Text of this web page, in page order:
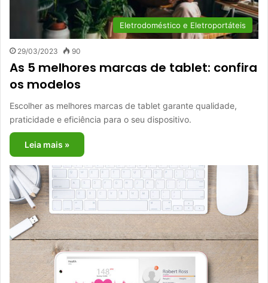
Eletrodoméstico e Eletroportáteis
29/03/2023 90
As 5 melhores marcas de tablet: confira
os modelos
Escolher as melhores marcas de tablet garante qualidade,
praticidade e eficiência para o seu dispositivo.
Leia mais »